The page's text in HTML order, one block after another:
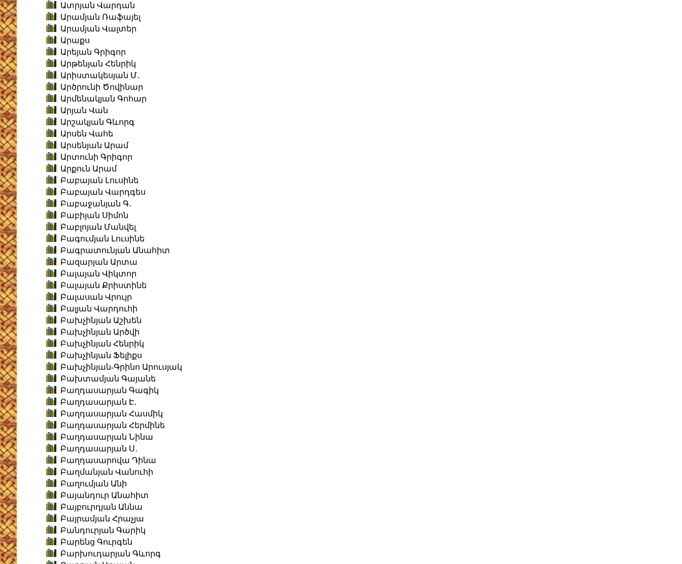
Ատրյան Վարդան
Արամյան Ռաֆայել
Արամյան Վալտեր
Արաքս
Արեյան Գրիգոր
Արթենյան Հենրիկ
Արիստակեսյան Մ․
Արծրունի Ծովինար
Արմենակյան Գոհար
Արյան Վան
Արշակյան Գևորգ
Արսեն Վահե
Արսենյան Արամ
Արտունի Գրիգոր
Արքուն Արամ
Բաբայան Լուսինե
Բաբայան Վարդգես
Բաբաջանյան Գ․
Բաբիյան Սիմոն
Բաբլոյան Մանվել
Բագումյան Լուսինե
Բագրատունյան Անահիտ
Բազարյան Արտա
Բալայան Վիկտոր
Բալայան Քրիստինե
Բալասան Վրույր
Բալյան Վարդուհի
Բախչինյան Աշխեն
Բախչինյան Արծվի
Բախչինյան Հենրիկ
Բախչինյան Ֆելիքս
Բախչինյան-Գրինո Արուսյակ
Բախտամյան Գայանե
Բաղդասարյան Գագիկ
Բաղդասարյան Է․
Բաղդասարյան Հասմիկ
Բաղդասարյան Հերմինե
Բաղդասարյան Նինա
Բաղդասարյան Ս․
Բաղդասարովա Դինա
Բաղմանյան Վանուհի
Բաղումյան Անի
Բայանդուր Անահիտ
Բայբուրդյան Աննա
Բայրամյան Հրաչյա
Բանդուրյան Գարիկ
Բարենց Գուրգեն
Բարխուդարյան Գևորգ